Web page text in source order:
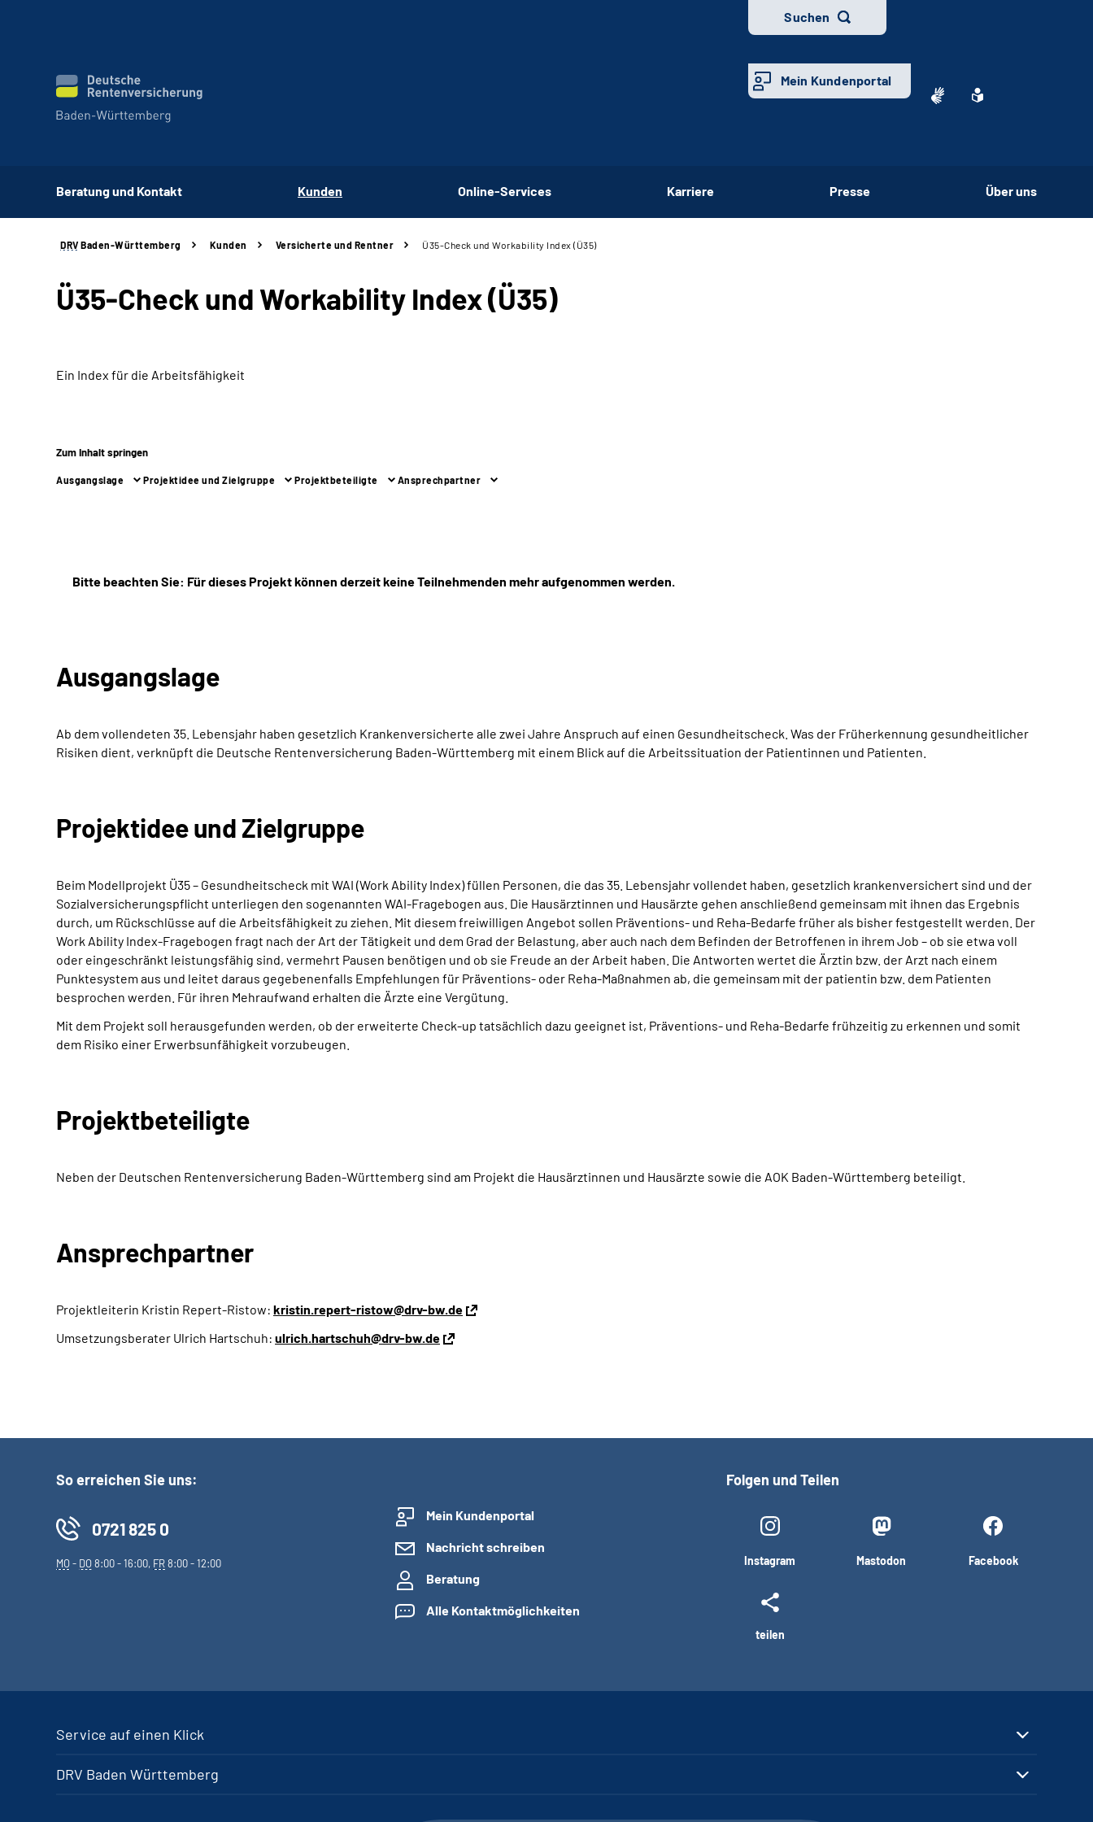
Suchen
Mein Kundenportal
Beratung und Kontakt Kunden Online-Services Karriere Presse Über uns
DRV Baden-Württemberg Kunden Versicherte und Rentner Ü35-Check und Workability Index (Ü35)
Ü35-Check und Workability Index (Ü35)
Ein Index für die Arbeitsfähigkeit
Zum Inhalt springen
Ausgangslage Projektidee und Zielgruppe Projektbeteiligte Ansprechpartner
Bitte beachten Sie: Für dieses Projekt können derzeit keine Teilnehmenden mehr aufgenommen werden.
Ausgangslage
Ab dem vollendeten 35. Lebensjahr haben gesetzlich Krankenversicherte alle zwei Jahre Anspruch auf einen Gesundheitscheck. Was der Früherkennung gesundheitlicher
Risiken dient, verknüpft die Deutsche Rentenversicherung Baden-Württemberg mit einem Blick auf die Arbeitssituation der Patientinnen und Patienten.
Projektidee und Zielgruppe
Beim Modellprojekt Ü35 – Gesundheitscheck mit WAI (Work Ability Index) füllen Personen, die das 35. Lebensjahr vollendet haben, gesetzlich krankenversichert sind und der
Sozialversicherungspflicht unterliegen den sogenannten WAI-Fragebogen aus. Die Hausärztinnen und Hausärzte gehen anschließend gemeinsam mit ihnen das Ergebnis
durch, um Rückschlüsse auf die Arbeitsfähigkeit zu ziehen. Mit diesem freiwilligen Angebot sollen Präventions- und Reha-Bedarfe früher als bisher festgestellt werden. Der
Work Ability Index-Fragebogen fragt nach der Art der Tätigkeit und dem Grad der Belastung, aber auch nach dem Befinden der Betroffenen in ihrem Job – ob sie etwa voll
oder eingeschränkt leistungsfähig sind, vermehrt Pausen benötigen und ob sie Freude an der Arbeit haben. Die Antworten wertet die Ärztin bzw. der Arzt nach einem
Punktesystem aus und leitet daraus gegebenenfalls Empfehlungen für Präventions- oder Reha-Maßnahmen ab, die gemeinsam mit der patientin bzw. dem Patienten
besprochen werden. Für ihren Mehraufwand erhalten die Ärzte eine Vergütung.
Mit dem Projekt soll herausgefunden werden, ob der erweiterte Check-up tatsächlich dazu geeignet ist, Präventions- und Reha-Bedarfe frühzeitig zu erkennen und somit
dem Risiko einer Erwerbsunfähigkeit vorzubeugen.
Projektbeteiligte
Neben der Deutschen Rentenversicherung Baden-Württemberg sind am Projekt die Hausärztinnen und Hausärzte sowie die AOK Baden-Württemberg beteiligt.
Ansprechpartner
Projektleiterin Kristin Repert-Ristow: kristin.repert-ristow@drv-bw.de
Umsetzungsberater Ulrich Hartschuh: ulrich.hartschuh@drv-bw.de
So erreichen Sie uns:
0721 825 0
MO- DO8:00 - 16:00, FR8:00 - 12:00
Mein Kundenportal
Nachricht schreiben
Beratung
Alle Kontaktmöglichkeiten
Folgen und Teilen
Instagram Mastodon Facebook
teilen
Service auf einen Klick
DRV Baden Württemberg